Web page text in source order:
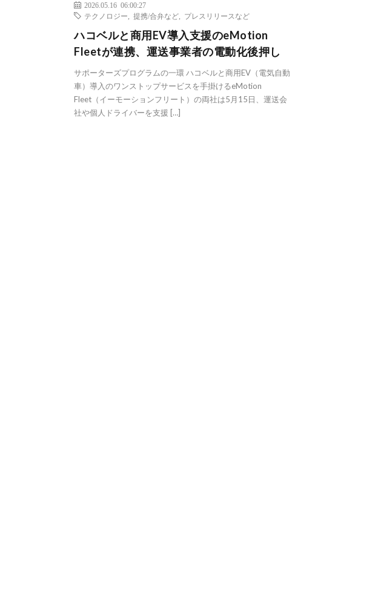
2026.05.16 06:00:27
テクノロジー
提携/合弁など プレスリリースなど
ハコベルと商用EV導入支援のeMotion
Fleetが連携、運送事業者の電動化後押し
サポーターズプログラムの一環 ハコベルと商用EV（電気自動
車）導入のワンストップサービスを手掛けるeMotion
Fleet（イーモーションフリート）の両社は5月15日、運送会
社や個人ドライバーを支援 […]